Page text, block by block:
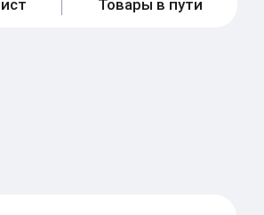
Товары в пути